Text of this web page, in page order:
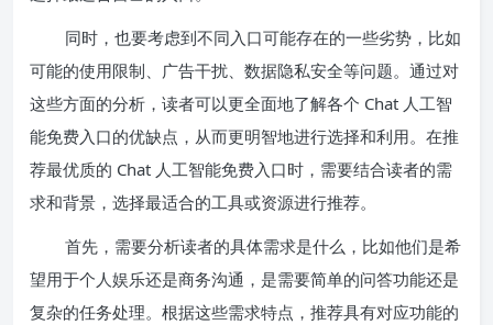
同时，也要考虑到不同入口可能存在的一些劣势，比如
可能的使用限制、广告干扰、数据隐私安全等问题。通过对
这些方面的分析，读者可以更全面地了解各个 Chat 人工智
能免费入口的优缺点，从而更明智地进行选择和利用。在推
荐最优质的 Chat 人工智能免费入口时，需要结合读者的需
求和背景，选择最适合的工具或资源进行推荐。
首先，需要分析读者的具体需求是什么，比如他们是希
望用于个人娱乐还是商务沟通，是需要简单的问答功能还是
复杂的任务处理。根据这些需求特点，推荐具有对应功能的